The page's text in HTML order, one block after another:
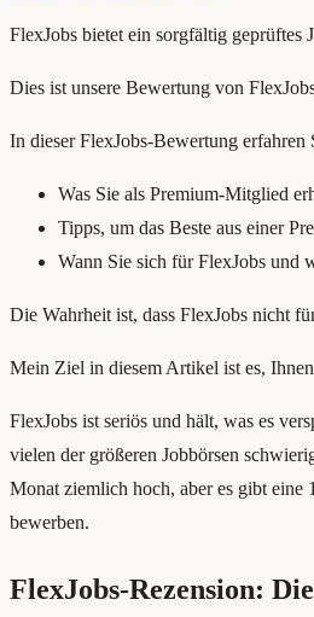
FlexJobs bietet ein sorgfältig geprüftes
Dies ist unsere Bewertung von
In dieser FlexJobs-Bewertung erfahren
Was Sie als Premium-Mitglied
Tipps, um das Beste aus einer
Wann Sie sich für FlexJobs und
Die Wahrheit ist, dass FlexJobs nicht
Mein Ziel in diesem Artikel ist es,
FlexJobs ist seriös und hält, was es
vielen der größeren Jobbörsen
Monat ziemlich hoch, aber es gibt
bewerben.
FlexJobs-Rezension: